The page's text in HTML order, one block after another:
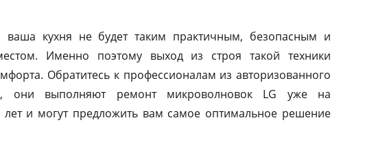
ваша кухня не будет таким практичным, безопасным и
Именно поэтому выход из строя такой техники
Обратитесь к профессионалам из авторизованного
они выполняют ремонт микроволновок LG уже на
и могут предложить вам самое оптимальное решение